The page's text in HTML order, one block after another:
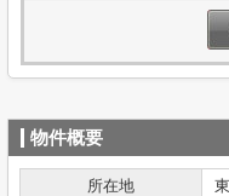
物件概要
所在地